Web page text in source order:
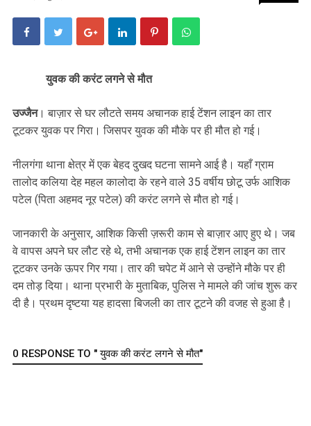
युवक की करंट लगने से मौत
उज्जैन। बाज़ार से घर लौटते समय अचानक हाई टेंशन लाइन का तार
टूटकर युवक पर गिरा। जिसपर युवक की मौके पर ही मौत हो गई।
नीलगंगा थाना क्षेत्र में एक बेहद दुखद घटना सामने आई है। यहाँ ग्राम
तालोद कलिया देह महल कालोदा के रहने वाले 35 वर्षीय छोटू उर्फ आशिक
पटेल (पिता अहमद नूर पटेल) की करंट लगने से मौत हो गई।
जानकारी के अनुसार, आशिक किसी ज़रूरी काम से बाज़ार आए हुए थे। जब
वे वापस अपने घर लौट रहे थे, तभी अचानक एक हाई टेंशन लाइन का तार
टूटकर उनके ऊपर गिर गया। तार की चपेट में आने से उन्होंने मौके पर ही
दम तोड़ दिया। थाना प्रभारी के मुताबिक, पुलिस ने मामले की जांच शुरू कर
दी है। प्रथम दृष्टया यह हादसा बिजली का तार टूटने की वजह से हुआ है।
0 RESPONSE TO " युवक की करंट लगने से मौत"